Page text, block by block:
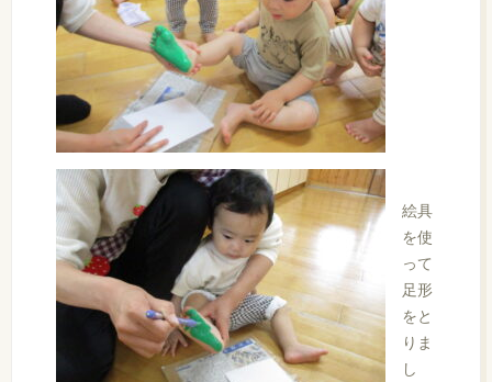
絵具
を使
って
足形
をと
りま
し